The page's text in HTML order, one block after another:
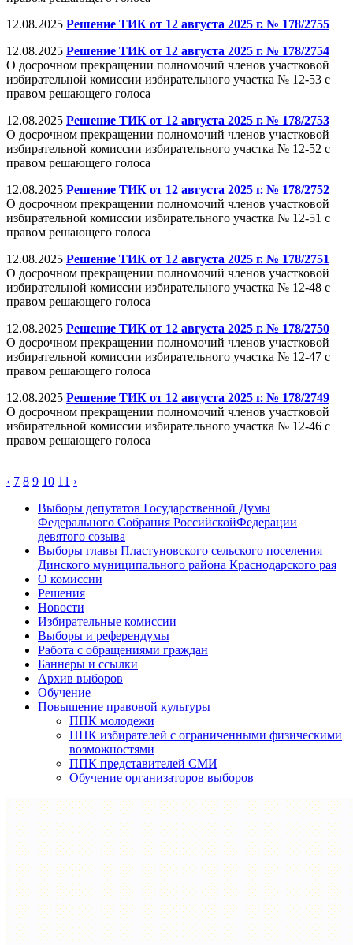
12.08.2025 Решение ТИК от 12 августа 2025 г. № 178/2755
12.08.2025 Решение ТИК от 12 августа 2025 г. № 178/2754
О досрочном прекращении полномочий членов участковой
избирательной комиссии избирательного участка № 12-53 с
правом решающего голоса
12.08.2025 Решение ТИК от 12 августа 2025 г. № 178/2753
О досрочном прекращении полномочий членов участковой
избирательной комиссии избирательного участка № 12-52 с
правом решающего голоса
12.08.2025 Решение ТИК от 12 августа 2025 г. № 178/2752
О досрочном прекращении полномочий членов участковой
избирательной комиссии избирательного участка № 12-51 с
правом решающего голоса
12.08.2025 Решение ТИК от 12 августа 2025 г. № 178/2751
О досрочном прекращении полномочий членов участковой
избирательной комиссии избирательного участка № 12-48 с
правом решающего голоса
12.08.2025 Решение ТИК от 12 августа 2025 г. № 178/2750
О досрочном прекращении полномочий членов участковой
избирательной комиссии избирательного участка № 12-47 с
правом решающего голоса
12.08.2025 Решение ТИК от 12 августа 2025 г. № 178/2749
О досрочном прекращении полномочий членов участковой
избирательной комиссии избирательного участка № 12-46 с
правом решающего голоса
‹ 7 8 9 10 11 ›
Выборы депутатов Государственной Думы
Федерального Собрания РоссийскойФедерации
девятого созыва
Выборы главы Пластуновского сельского поселения
Динского муниципального района Краснодарского рая
О комиссии
Решения
Новости
Избирательные комиссии
Выборы и референдумы
Работа с обращениями граждан
Баннеры и ссылки
Архив выборов
Обучение
Повышение правовой культуры
ППК молодежи
ППК избирателей с ограниченными физическими
возможностями
ППК представителей СМИ
Обучение организаторов выборов